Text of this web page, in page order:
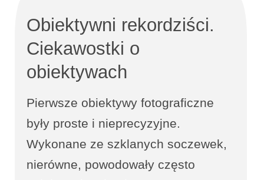
Obiektywni rekordziści.
Ciekawostki o
obiektywach
Pierwsze obiektywy fotograficzne
były proste i nieprecyzyjne.
Wykonane ze szklanych soczewek,
nierówne, powodowały często